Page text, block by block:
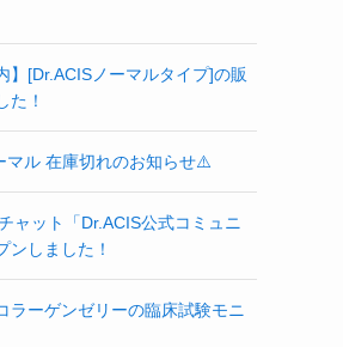
】[Dr.ACISノーマルタイプ]の販
た！
マル 在庫切れのお知らせ⚠️
ャット「Dr.ACIS公式コミュニ
ンしました！
ラーゲンゼリーの臨床試験モニ